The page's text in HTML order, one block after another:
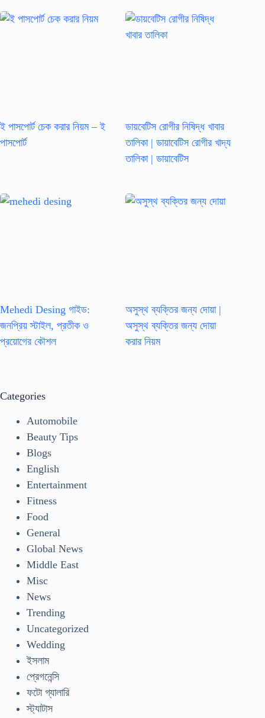
ই পাসপোর্ট চেক করার নিয়ম – ই
পাসপোর্ট
ডায়বেটিস রোগীর নিষিদ্ধ খাবার
তালিকা | ডায়াবেটিস রোগীর খাদ্য
তালিকা | ডায়াবেটিস
Mehedi Desing গাইড:
জনপ্রিয় স্টাইল, প্রতীক ও
প্রয়োগের কৌশল
অসুস্থ ব্যক্তির জন্য দোয়া |
অসুস্থ ব্যক্তির জন্য দোয়া
করার নিয়ম
Categories
Automobile
Beauty Tips
Blogs
English
Entertainment
Fitness
Food
General
Global News
Middle East
Misc
News
Trending
Uncategorized
Wedding
ইসলাম
প্রেগনেন্সি
ফটো গ্যালারি
স্ট্যাটাস